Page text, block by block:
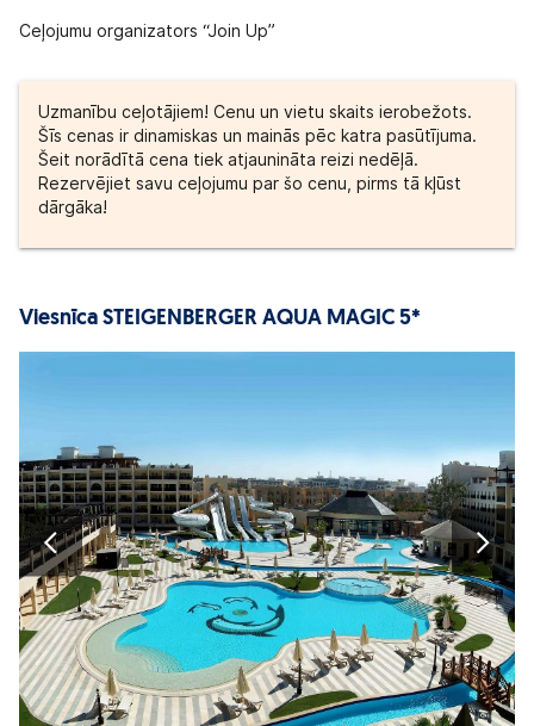
Ceļojumu organizators “Join Up”
Uzmanību ceļotājiem! Cenu un vietu skaits ierobežots.
Šīs cenas ir dinamiskas un mainās pēc katra pasūtījuma.
Šeit norādītā cena tiek atjaunināta reizi nedēļā.
Rezervējiet savu ceļojumu par šo cenu, pirms tā kļūst
dārgāka!
Viesnīca STEIGENBERGER AQUA MAGIC 5*